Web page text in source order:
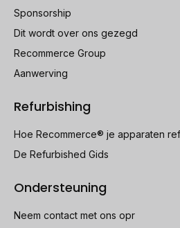
Sponsorship
Dit wordt over ons gezegd
Recommerce Group
Aanwerving
Refurbishing
Hoe Recommerce® je apparaten
De Refurbished Gids
Ondersteuning
Neem contact met ons opr